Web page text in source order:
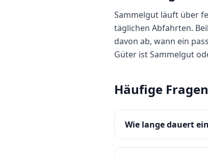
Sammelgut läuft über
täglichen Abfahrten.
davon ab, wann ein
Güter ist Sammelgut
Häufige Fragen
Wie lange dauert